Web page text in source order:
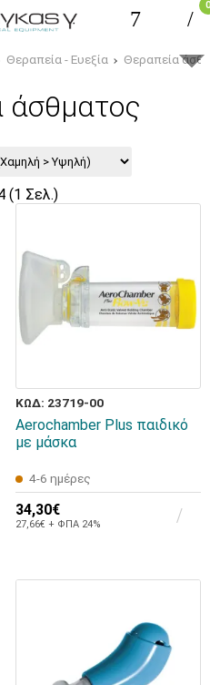
0
Θεραπεία - Ευεξία Θεραπεία
άσθματος
(1 Σελ.)
ΚΩΔ: 23719-00
Aerochamber Plus παιδικό
με μάσκα
4-6 ημέρες
34,30€
27,66€ + ΦΠΑ 24%